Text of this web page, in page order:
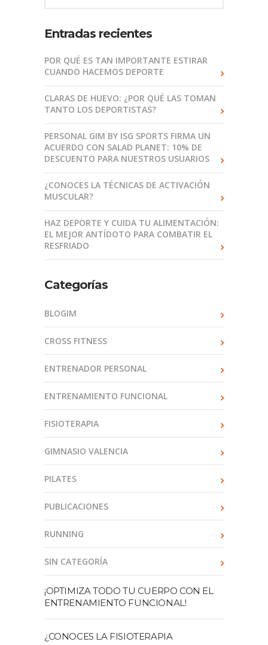
Entradas recientes
POR QUÉ ES TAN IMPORTANTE ESTIRAR
CUANDO HACEMOS DEPORTE
CLARAS DE HUEVO: ¿POR QUÉ LAS TOMAN
TANTO LOS DEPORTISTAS?
PERSONAL GIM BY ISG SPORTS FIRMA UN
ACUERDO CON SALAD PLANET: 10% DE
DESCUENTO PARA NUESTROS USUARIOS
¿CONOCES LA TÉCNICAS DE ACTIVACIÓN
MUSCULAR?
HAZ DEPORTE Y CUIDA TU ALIMENTACIÓN:
EL MEJOR ANTÍDOTO PARA COMBATIR EL
RESFRIADO
Categorías
BLOGIM
CROSS FITNESS
ENTRENADOR PERSONAL
ENTRENAMIENTO FUNCIONAL
FISIOTERAPIA
GIMNASIO VALENCIA
PILATES
PUBLICACIONES
RUNNING
SIN CATEGORÍA
¡OPTIMIZA TODO TU CUERPO CON EL
ENTRENAMIENTO FUNCIONAL!
¿CONOCES LA FISIOTERAPIA